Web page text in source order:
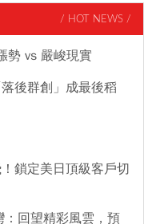
/ HOT NEWS /
勢 vs 嚴峻現實
後群創」成最後稻
鎖定美日頂級客戶切
回望精彩風雲，預